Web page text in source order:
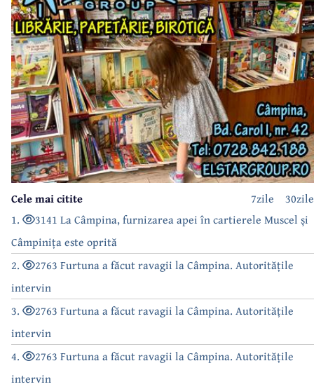
30zile
7zile
Cele mai citite
1.
3141 La Câmpina, furnizarea apei în cartierele Muscel și
Câmpinița este oprită
2.
2763 Furtuna a făcut ravagii la Câmpina. Autoritățile
intervin
3.
2763 Furtuna a făcut ravagii la Câmpina. Autoritățile
intervin
4.
2763 Furtuna a făcut ravagii la Câmpina. Autoritățile
intervin